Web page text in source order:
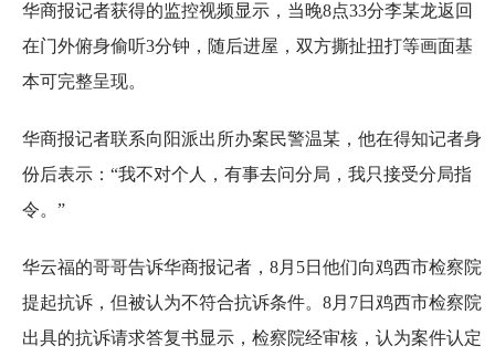
华商报记者获得的监控视频显示，当晚8点33分李某龙返回
在门外俯身偷听3分钟，随后进屋，双方撕扯扭打等画面基
本可完整呈现。
华商报记者联系向阳派出所办案民警温某，他在得知记者身
份后表示：“我不对个人，有事去问分局，我只接受分局指
令。”
华云福的哥哥告诉华商报记者，8月5日他们向鸡西市检察院
提起抗诉，但被认为不符合抗诉条件。8月7日鸡西市检察院
出具的抗诉请求答复书显示，检察院经审核，认为案件认定